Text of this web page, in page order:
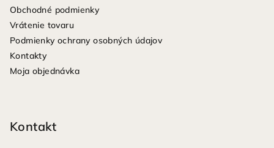
Obchodné podmienky
Vrátenie tovaru
Podmienky ochrany osobných údajov
Kontakty
Moja objednávka
Kontakt